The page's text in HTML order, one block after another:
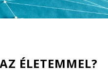
ÉLETEMMEL?